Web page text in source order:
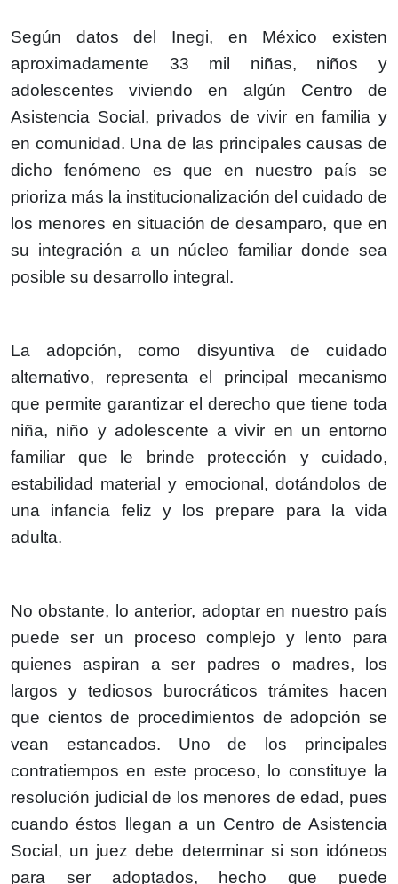
Según datos del Inegi, en México existen
aproximadamente 33 mil niñas, niños y
adolescentes viviendo en algún Centro de
Asistencia Social, privados de vivir en familia y
en comunidad. Una de las principales causas de
dicho fenómeno es que en nuestro país se
prioriza más la institucionalización del cuidado de
los menores en situación de desamparo, que en
su integración a un núcleo familiar donde sea
posible su desarrollo integral.
La adopción, como disyuntiva de cuidado
alternativo, representa el principal mecanismo
que permite garantizar el derecho que tiene toda
niña, niño y adolescente a vivir en un entorno
familiar que le brinde protección y cuidado,
estabilidad material y emocional, dotándolos de
una infancia feliz y los prepare para la vida
adulta.
No obstante, lo anterior, adoptar en nuestro país
puede ser un proceso complejo y lento para
quienes aspiran a ser padres o madres, los
largos y tediosos burocráticos trámites hacen
que cientos de procedimientos de adopción se
vean estancados. Uno de los principales
contratiempos en este proceso, lo constituye la
resolución judicial de los menores de edad, pues
cuando éstos llegan a un Centro de Asistencia
Social, un juez debe determinar si son idóneos
para ser adoptados, hecho que puede